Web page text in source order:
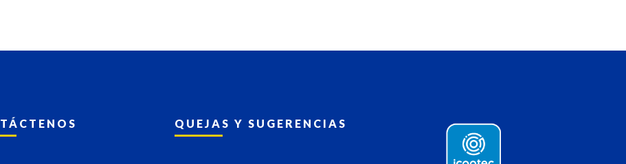
QUEJAS Y SUGERENCIAS